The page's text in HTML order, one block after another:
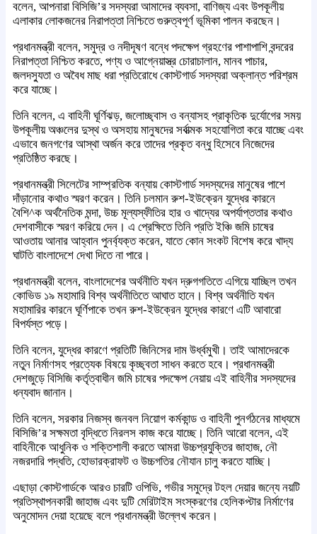
বলেন, আপনারা বিসিজি’র সদস্যরা আমাদের ব্যবসা, বাণিজ্য এবং উপকূলীয়
এলাকার লোকজনের নিরাপত্তা নিশ্চিতে গুরুত্বপূর্ণ ভূমিকা পালন করছেন।
প্রধানমন্ত্রী বলেন, সমুদ্র ও নদীদূষণ বন্ধে পদক্ষেপ গ্রহণের পাশাপাশি বন্দরের
নিরাপত্তা নিশ্চিত করতে, পণ্য ও আগ্নেয়াস্ত্র চোরাচালান, মানব পাচার,
জলদস্যুতা ও অবৈধ মাছ ধরা প্রতিরোধে কোস্টগার্ড সদস্যরা অক্লান্ত পরিশ্রম
করে যাচ্ছে।
তিনি বলেন, এ বাহিনী ঘূর্ণিঝড়, জলোচ্ছ্বাস ও বন্যাসহ প্রাকৃতিক দুর্যোগের সময়
উপকূলীয় অঞ্চলের দুস্থ ও অসহায় মানুষদের সর্বাত্মক সহযোগিতা করে যাচ্ছে এবং
এভাবে জনগণের আস্থা অর্জন করে তাদের প্রকৃত বন্ধু হিসেবে নিজেদের
প্রতিষ্ঠিত করছে।
প্রধানমন্ত্রী সিলেটের সাম্প্রতিক বন্যায় কোস্টগার্ড সদস্যদের মানুষের পাশে
দাঁড়ানোর কথাও স্মরণ করেন। তিনি চলমান রুশ-ইউক্রেন যুদ্ধের কারনে
বৈশি^ক অর্থনৈতিক মন্দা, উচ্চ মূল্যস্ফীতির হার ও খাদ্যের অপর্যাপ্ততার কথাও
দেশবাসীকে স্মরণ করিয়ে দেন। এ প্রেক্ষিতে তিনি প্রতি ইঞ্চি জমি চাষের
আওতায় আনার আহ্বান পুনর্ব্যক্ত করেন, যাতে কোন সংকট বিশেষ করে খাদ্য
ঘাটতি বাংলাদেশে দেখা দিতে না পারে।
প্রধানমন্ত্রী বলেন, বাংলাদেশের অর্থনীতি যখন দ্রুগগতিতে এগিয়ে যাচ্ছিল তখন
কোভিড ১৯ মহামারি বিশ্ব অর্থনীতিতে আঘাত হানে। বিশ্ব অর্থনীতি যখন
মহামারির কারনে ঘূর্ণিপাকে তখন রুশ-ইউক্রেন যুদ্ধের কারণে এটি আবারো
বিপর্যস্ত পড়ে।
তিনি বলেন, যুদ্ধের কারণে প্রতিটি জিনিসের দাম উর্ধ্বমুখী। তাই আমাদেরকে
নতুন নির্মাণসহ প্রত্যেক বিষয়ে কৃচ্ছ্বতা সাধন করতে হবে। প্রধানমন্ত্রী
দেশজুড়ে বিসিজি কর্তৃত্বাধীন জমি চাষের পদক্ষেপ নেয়ায় এই বাহিনীর সদস্যদের
ধন্যবাদ জানান।
তিনি বলেন, সরকার নিজস্ব জনবল নিয়োগ কর্মকান্ড ও বাহিনী পুনর্গঠনের মাধ্যমে
বিসিজি’র সক্ষমতা বৃদ্ধিতে নিরলস কাজ করে যাচ্ছে। তিনি আরো বলেন, এই
বাহিনীকে আধুনিক ও শক্তিশালী করতে আমরা উচ্চপ্রযুক্তির জাহাজ, নৌ
নজরদারি পদ্ধতি, হোভারক্রাফট ও উচ্চগতির নৌযান চালু করতে যাচ্ছি।
এছাড়া কোস্টগার্ডকে আরও চারটি ওপিভি, গভীর সমুদ্রে টহল দেয়ার জন্যে নয়টি
প্রতিস্থাপনকারী জাহাজ এবং দুটি মেরিটাইম সংস্করণের হেলিকপ্টার নির্মাণের
অনুমোদন দেয়া হয়েছে বলে প্রধানমন্ত্রী উল্লেখ করেন।